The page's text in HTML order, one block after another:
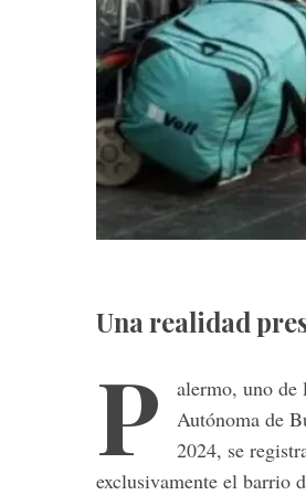
Una realidad
P alermo, uno de
Autónoma de
2024, se
exclusivamente el barrio